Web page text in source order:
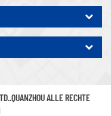
mehr als 300
Unsere
Elektromotoren,
für Permanentmagnet-
technische Patente
ALLE RECHTE